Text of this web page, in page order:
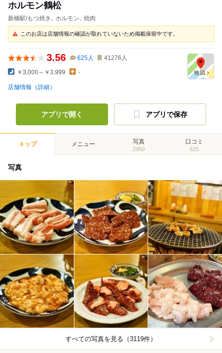
ホルモン鶴松
新橋駅/もつ焼き､ ホルモン､ 焼肉
このお店は店舗情報の確認が取れていないため掲載保留中です。
3.56 625人 41276 人
￥3,000～￥3,999 -
店舗情報（詳細）
アプリで開く アプリで保存
トップ メニュー 写真
2950
口コミ
625
写真
すべての写真を見る（3119件）